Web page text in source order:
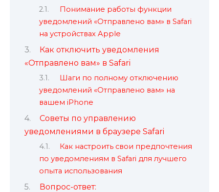
Понимание работы функции
уведомлений «Отправлено вам» в Safari
на устройствах Apple
Как отключить уведомления
«Отправлено вам» в Safari
Шаги по полному отключению
уведомлений «Отправлено вам» на
вашем iPhone
Советы по управлению
уведомлениями в браузере Safari
Как настроить свои предпочтения
по уведомлениям в Safari для лучшего
опыта использования
Вопрос-ответ: